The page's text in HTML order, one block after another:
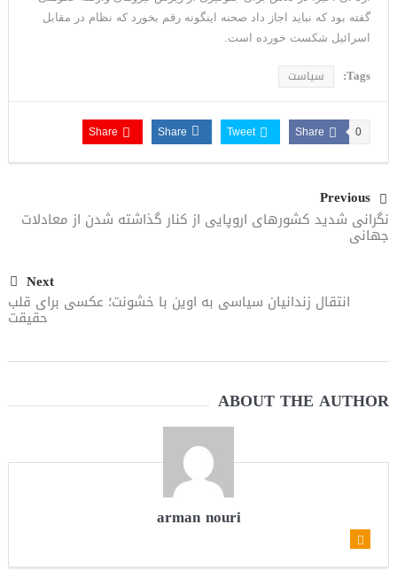
گفته بود که نباید اجاز داد صحنه اینگونه رقم بخورد که نظام در مقابل
اسرائیل شکست خورده است.
Tags: سیاست
Share 0
Tweet
Share
Share
Previous
نگرانی شدید کشورهای اروپایی از کنار گذاشته شدن از معادلات
جهانی
Next
انتقال زندانیان سیاسی به اوین با خشونت؛ عکسی برای قلب
حقیقت
ABOUT THE AUTHOR
arman nouri